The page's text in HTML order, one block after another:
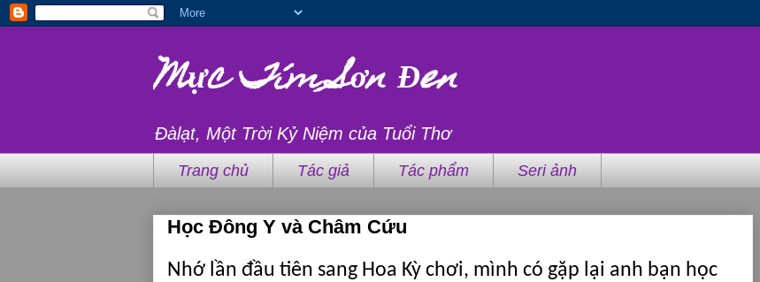
Mực Tím Sơn Đen
Đàlạt, Một Trời Kỷ Niệm của Tuổi Thơ
Trang chủ Tác giả Tác phẩm Seri ảnh
Học Đông Y và Châm Cứu
Nhớ lần đầu tiên sang Hoa Kỳ chơi, mình có gặp lại anh bạn học